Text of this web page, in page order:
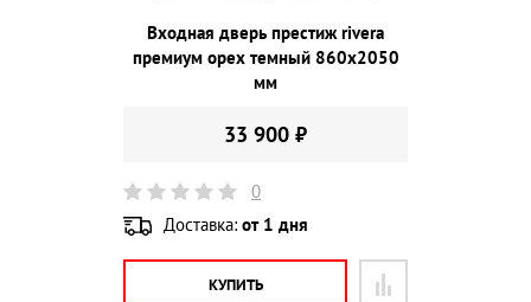
Входная дверь престиж rivera
премиум орех темный 860х2050
мм
33 900 ₽
0
Доставка: от 1 дня
КУПИТЬ